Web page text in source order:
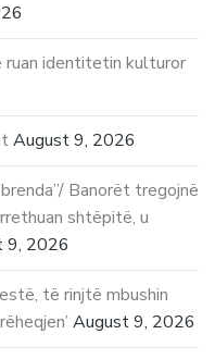
identitetin kulturor
August 9, 2026
Banorët tregojnë
shtëpitë, u
9, 2026
të rinjtë mbushin
August 9, 2026